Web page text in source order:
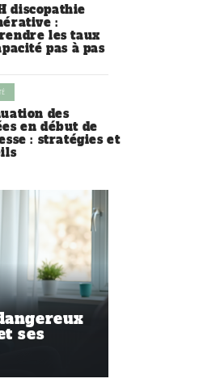
discopathie
:
les taux
pas à pas
des
en début de
: stratégies et
ses